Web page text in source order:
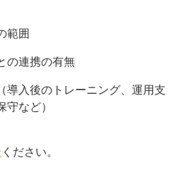
範囲
の連携の有無
導入後のトレーニング、運用支
など）
ください。